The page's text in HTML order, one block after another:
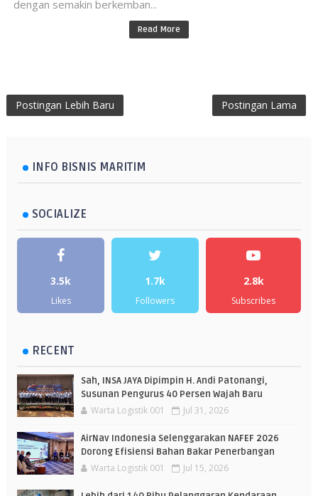
dengan semakin berkemban...
Read More
Postingan Lebih Baru Postingan Lama
INFO BISNIS MARITIM
SOCIALIZE
3.5k
Likes
1.7k
Followers
2.8k
Subscribes
RECENT
Sah, INSA JAYA Dipimpin H. Andi Patonangi,
Susunan Pengurus 40 Persen Wajah Baru
Warta Logistik 001 Jul 31, 2026
AirNav Indonesia Selenggarakan NAFEF 2026
Dorong Efisiensi Bahan Bakar Penerbangan
Warta Logistik 001 Jul 15, 2026